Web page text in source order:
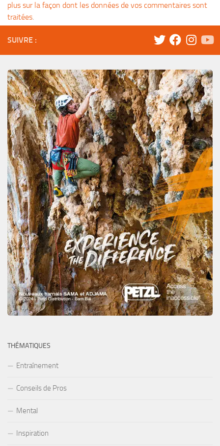
plus sur la façon dont les données de vos commentaires sont
traitées.
SUIVRE :
THÉMATIQUES
Entraînement
Conseils de Pros
Mental
Inspiration